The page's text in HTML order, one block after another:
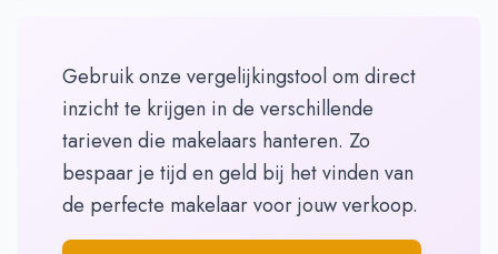
Gebruik onze vergelijkingstool om direct
inzicht te krijgen in de verschillende
tarieven die makelaars hanteren. Zo
bespaar je tijd en geld bij het vinden van
de perfecte makelaar voor jouw verkoop.